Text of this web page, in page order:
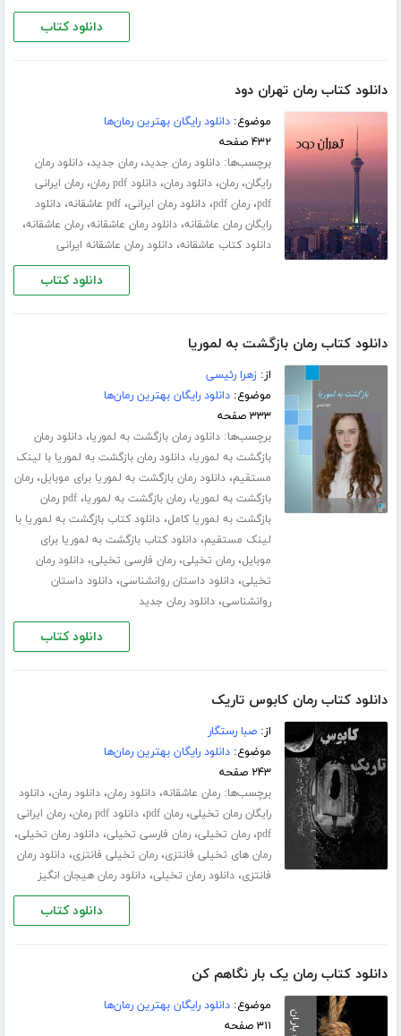
دانلود کتاب
دانلود کتاب رمان تهران دود
موضوع:دانلود رایگان بهترین رمان‌ها
۴۳۲ صفحه
برچسب‌ها:دانلود رمان جدید،رمان جدید،دانلود رمان
رایگان،رمان،دانلود رمان،دانلود pdf رمان ،رمان ایرانی
pdf،رمان pdf ،دانلود رمان ایرانی،pdf عاشقانه ،دانلود
رایگان رمان عاشقانه،دانلود رمان عاشقانه،رمان عاشقانه،
دانلود کتاب عاشقانه،دانلود رمان عاشقانه ایرانی
دانلود کتاب
دانلود کتاب رمان بازگشت به لموریا
از:زهرا رئیسی
موضوع:دانلود رایگان بهترین رمان‌ها
۳۳۳ صفحه
برچسب‌ها:دانلود رمان بازگشت به لموریا،دانلود رمان
بازگشت به لموریا،دانلود رمان بازگشت به لموریا با لینک
مستقیم،دانلود رمان بازگشت به لموریا برای موبایل،رمان
بازگشت به لموریا،رمان بازگشت به لموریا،
pdf رمان
بازگشت به لموریا کامل،دانلود کتاب بازگشت به لموریا با
لینک مستقیم،دانلود کتاب بازگشت به لموریا برای
موبایل،رمان تخیلی،رمان فارسی تخیلی،دانلود رمان
تخیلی،دانلود داستان روانشناسی،دانلود داستان
روانشناسی،دانلود رمان جدید
دانلود کتاب
دانلود کتاب رمان کابوس تاریک
از:صبا رستگار
موضوع:دانلود رایگان بهترین رمان‌ها
۲۴۳ صفحه
برچسب‌ها:رمان عاشقانه،دانلود رمان،دانلود رمان،دانلود
رایگان رمان تخیلی،رمان pdf ،دانلود pdf رمان ،رمان ایرانی
pdf،رمان تخیلی،رمان فارسی تخیلی،دانلود رمان تخیلی،
رمان های تخیلی فانتزی،رمان تخیلی فانتزی،دانلود رمان
فانتزی،دانلود رمان تخیلی،دانلود رمان هیجان انگیز
دانلود کتاب
دانلود کتاب رمان یک بار نگاهم کن
موضوع:دانلود رایگان بهترین رمان‌ها
۳۱۱ صفحه